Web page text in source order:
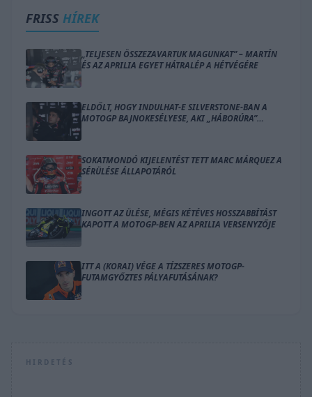
FRISS HÍREK
„TELJESEN ÖSSZEZAVARTUK MAGUNKAT” – MARTÍN
ÉS AZ APRILIA EGYET HÁTRALÉP A HÉTVÉGÉRE
ELDŐLT, HOGY INDULHAT-E SILVERSTONE-BAN A
MOTOGP BAJNOKESÉLYESE, AKI „HÁBORÚRA”
SOKATMONDÓ KIJELENTÉST TETT MARC MÁRQUEZ A
SÉRÜLÉSE ÁLLAPOTÁRÓL
INGOTT AZ ÜLÉSE, MÉGIS KÉTÉVES HOSSZABBÍTÁST
KAPOTT A MOTOGP-BEN AZ APRILIA VERSENYZŐJE
ITT A (KORAI) VÉGE A TÍZSZERES MOTOGP-
FUTAMGYŐZTES PÁLYAFUTÁSÁNAK?
HIRDETÉS